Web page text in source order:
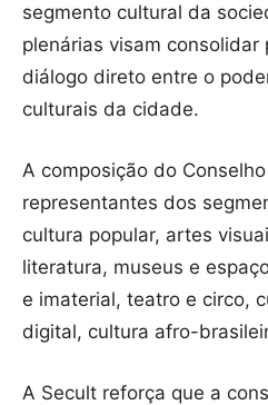
segmento cultural da
plenárias visam consolidar
diálogo direto entre o
culturais da cidade.
A composição do
representantes dos
cultura popular, artes
literatura, museus e
e imaterial, teatro e circo,
digital, cultura afro-
A Secult reforça que a